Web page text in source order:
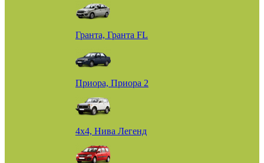
Гранта, Гранта FL
Приора, Приора 2
4х4, Нива Легенд